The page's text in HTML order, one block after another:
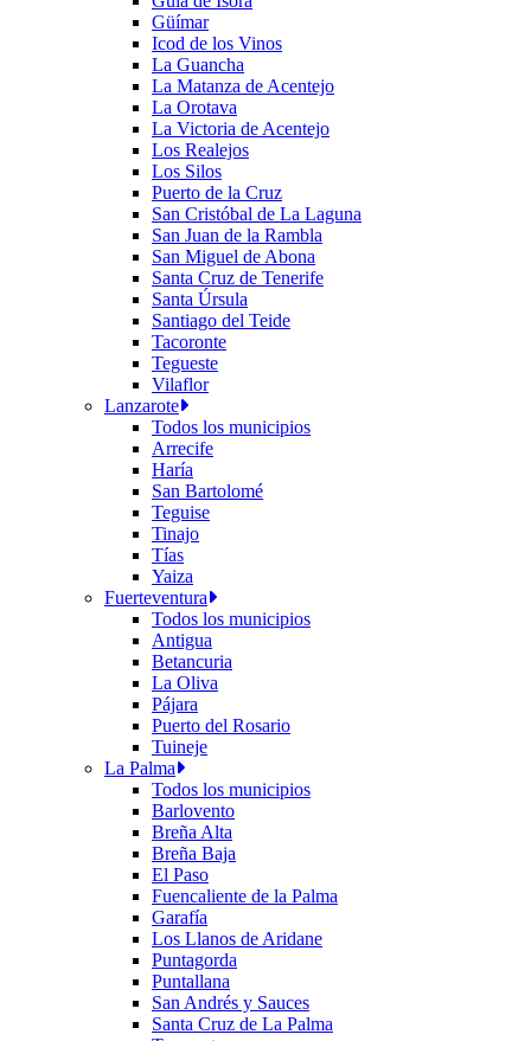
Güímar
Icod de los Vinos
La Guancha
La Matanza de Acentejo
La Orotava
La Victoria de Acentejo
Los Realejos
Los Silos
Puerto de la Cruz
San Cristóbal de La Laguna
San Juan de la Rambla
San Miguel de Abona
Santa Cruz de Tenerife
Santa Úrsula
Santiago del Teide
Tacoronte
Tegueste
Vilaflor
Lanzarote
Todos los municipios
Arrecife
Haría
San Bartolomé
Teguise
Tinajo
Tías
Yaiza
Fuerteventura
Todos los municipios
Antigua
Betancuria
La Oliva
Pájara
Puerto del Rosario
Tuineje
La Palma
Todos los municipios
Barlovento
Breña Alta
Breña Baja
El Paso
Fuencaliente de la Palma
Garafía
Los Llanos de Aridane
Puntagorda
Puntallana
San Andrés y Sauces
Santa Cruz de La Palma